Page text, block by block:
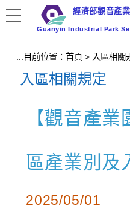
要
容
塊
經濟部觀音產
Guanyin Industrial Park
::: 目前位置： 首頁 > 入區相關
入區相關規定
【觀音產
區產業別及
2025/05/01